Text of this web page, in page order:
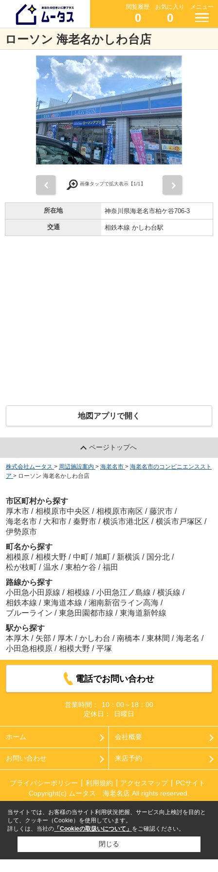
閲覧履歴
0
お気に入り
0
メニュー
ローソン 海老名かしわ台店
画像タップで拡大表示【1/1】
所在地 神奈川県海老名市柏ケ谷706-3
交通 相鉄本線 かしわ台駅
地図アプリで開く
ページトップへ
株式会社ムータス > 周辺施設案内 > 海老名市 > 海老名市のコンビニエンススト
ア > ローソン 海老名かしわ台店
市区町村から探す
厚木市 / 相模原市中央区 / 相模原市南区 / 藤沢市 /
海老名市 / 大和市 / 秦野市 / 横浜市港北区 / 横浜市戸塚区 /
伊勢原市
町名から探す
相模原 / 相模大野 / 中町 / 旭町 / 新横浜 / 国分北 /
松が枝町 / 温水 / 東柏ケ谷 / 福田
路線から探す
小田急小田原線 / 相模線 / 小田急江ノ島線 / 横浜線 /
相鉄本線 / 東海道本線 / 湘南新宿ライン高海 /
ブルーライン / 東急田園都市線 / 東海道新幹線
駅から探す
本厚木 / 矢部 / 厚木 / かしわ台 / 南橋本 / 東林間 / 海老名 /
小田急相模原 / 相模大野 / 平塚
電話でお問い合わせ
営業時間：
10：00～18：00
定休日：
日曜日
ホーム 会社概要
お問い合わせ 来店予約
プライバシーポリシー 利用規約 アクセスマップ
PCサイト
Copyright(c) ムータス 海老名店 All rights reserved.
当サイトでは、お客様の当サイト利用状況把握、サービス向上検討を目的と
して、クッキー（Cookie）を使用しています。
詳しくは、当社の 「Cookieの取扱いについて」 をご確認ください。
閉じる